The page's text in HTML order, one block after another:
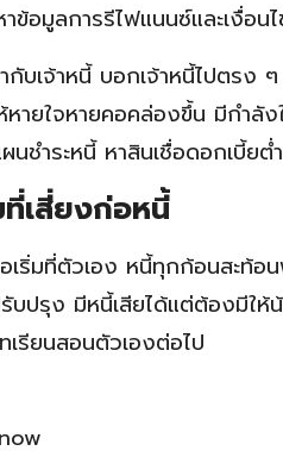
ข้อมูลการรีไฟแนนซ์และเงื่อน
กับเจ้าหนี้ บอกเจ้าหนี้ไปตรง
ายใจหายคอคล่องขึ้น มีกำลั
นชำระหนี้ หาสินเชื่อดอกเบี้ยต่
เสี่ยงก่อหนี้
เริ่มที่ตัวเอง หนี้ทุกก้อนสะท้
บปรุง มีหนี้เสียได้แต่ต้องมีใ
เรียนสอนตัวเองต่อไป